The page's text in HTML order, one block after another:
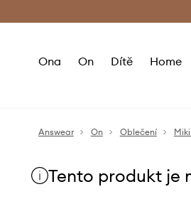
Ona On Dítě Home
Answear On Oblečení
Tento produkt je